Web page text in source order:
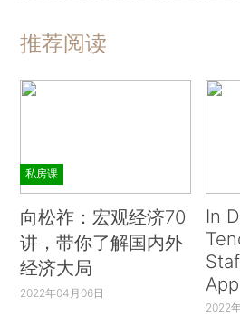
推荐阅读
私房课
向松祚：宏观经济70
讲，带你了解国内外
经济大局
2022年04月06日
In
2022